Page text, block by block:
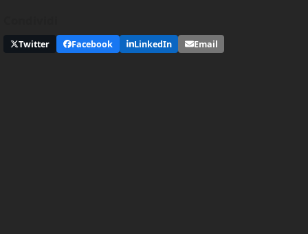
Twitter Facebook LinkedIn Email